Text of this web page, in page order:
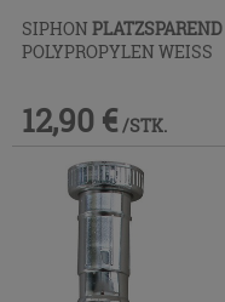
SIPHON PLATZSPAREND
POLYPROPYLEN WEISS
12,90 € /STK.